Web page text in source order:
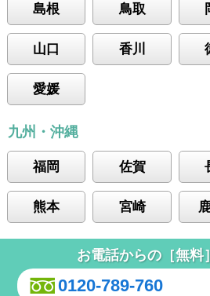
島根 鳥取
山口 香川
愛媛
九州・沖縄
福岡 佐賀
熊本 宮崎
お電話からの［無料
0120-789-760